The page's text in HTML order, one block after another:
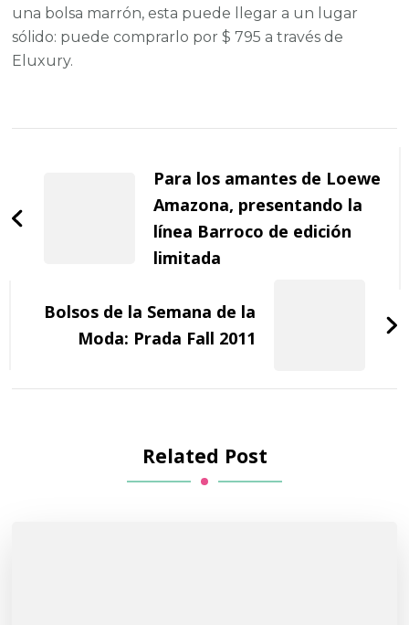
una bolsa marrón, esta puede llegar a un lugar
sólido: puede comprarlo por $ 795 a través de
Eluxury.
NavigationPara los amantes de Loewe
Amazona, presentando la
línea Barroco de edición
limitada
Bolsos de la Semana de la
Moda: Prada Fall 2011
Related Post